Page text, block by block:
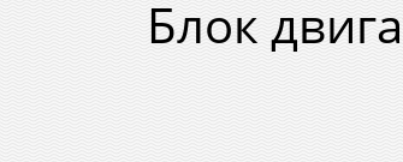
Блок